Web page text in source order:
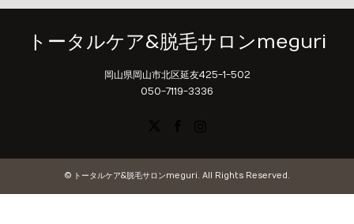
トータルケア&脱毛サロンmeguri
岡山県岡山市北区延友425-1-502
050-7119-3336
© トータルケア&脱毛サロンmeguri. All Rights Reserved.